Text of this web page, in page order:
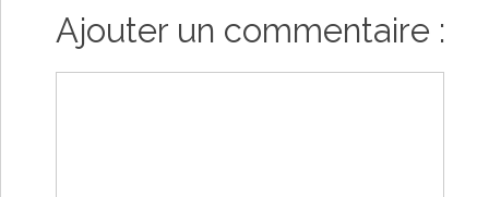
Ajouter un commentaire :